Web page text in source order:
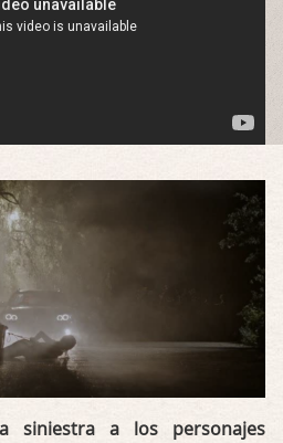
siniestra a los personajes